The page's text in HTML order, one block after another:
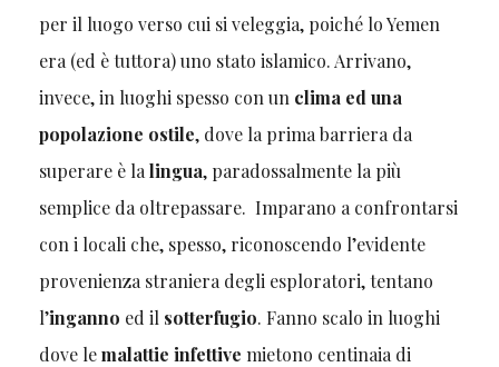
per il luogo verso cui si veleggia, poiché lo Yemen
era (ed è tuttora) uno stato islamico. Arrivano,
invece, in luoghi spesso con un clima ed una
popolazione ostile, dove la prima barriera da
superare è la lingua, paradossalmente la più
semplice da oltrepassare. Imparano a confrontarsi
con i locali che, spesso, riconoscendo l’evidente
provenienza straniera degli esploratori, tentano
l’inganno ed il sotterfugio. Fanno scalo in luoghi
dove lemalattie infettive mietono centinaia di